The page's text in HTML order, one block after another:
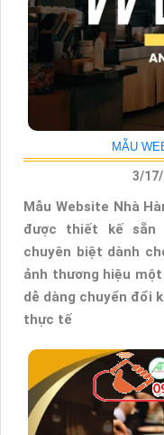
MẪU
3/17/
Mẫu Website Nhà
được thiết kế sẵn
chuyên biệt dành
ảnh thương hiệu
dễ dàng chuyển đổi
thực tế